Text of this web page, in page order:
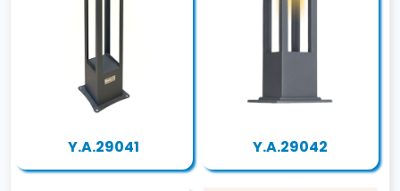
Y.A.29041 Y.A.29042